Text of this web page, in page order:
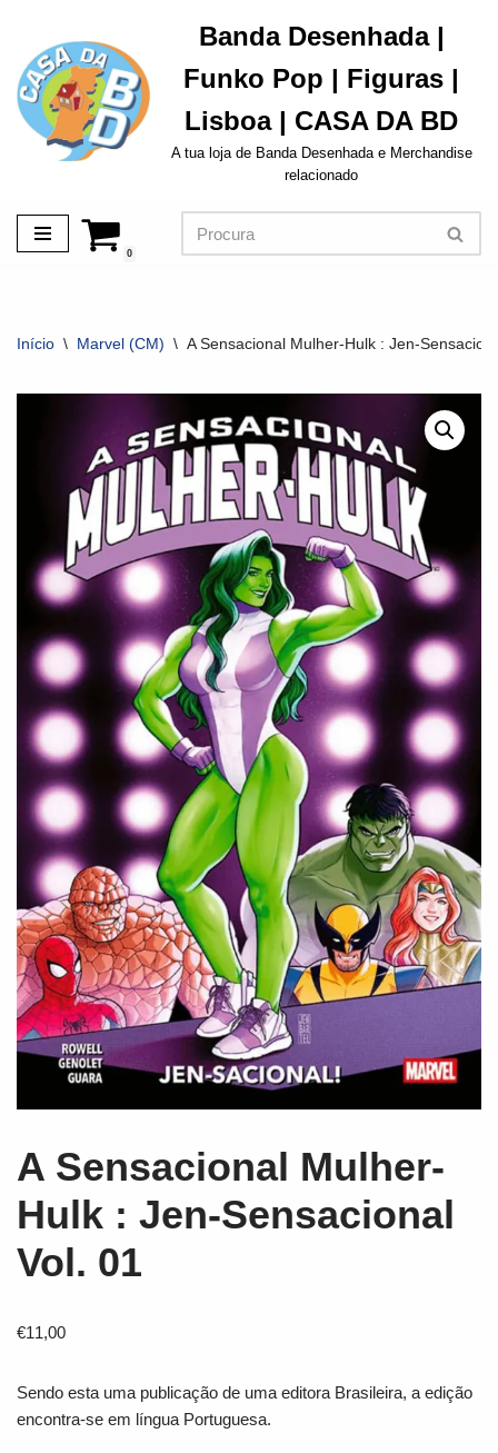
Avançar
para
o
conteúdo
Banda Desenhada |
Funko Pop | Figuras |
Lisboa | CASA DA BD
A tua loja de Banda Desenhada e Merchandise
relacionado
0
Início \ Marvel (CM) \ A Sensacional Mulher-Hulk : Jen-
A Sensacional Mulher-
Hulk : Jen-Sensacional
Vol. 01
€11,00
Sendo esta uma publicação de uma editora Brasileira, a edição
encontra-se em língua Portuguesa.